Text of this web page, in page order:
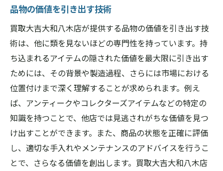
品物の価値を引き出す技術
買取大吉大和八木店が提供する品物の価値を引き出す技
術は、他に類を見ないほどの専門性を持っています。持
ち込まれるアイテムの隠された価値を最大限に引き出す
ためには、その背景や製造過程、さらには市場における
位置付けまで深く理解することが求められます。例え
ば、アンティークやコレクターズアイテムなどの特定の
知識を持つことで、他店では見逃されがちな価値を見つ
け出すことができます。また、商品の状態を正確に評価
し、適切な手入れやメンテナンスのアドバイスを行うこ
とで、さらなる価値を創出します。買取大吉大和八木店